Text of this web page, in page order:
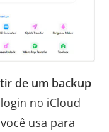
de um backup
no iCloud
usa para